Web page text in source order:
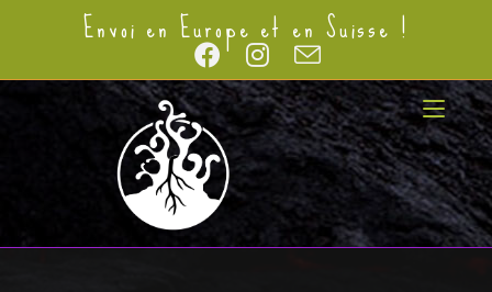
Envoi en Europe et en Suisse !